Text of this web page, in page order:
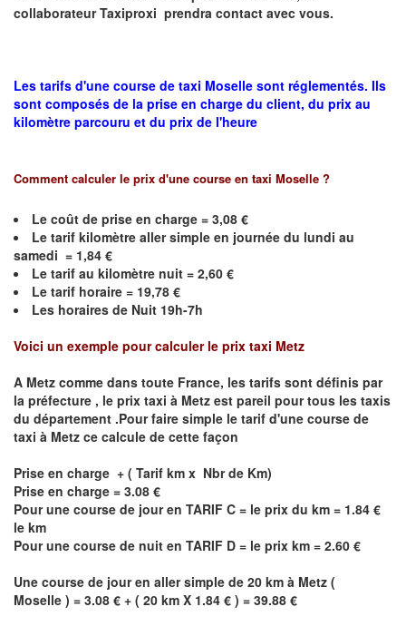
collaborateur Taxiproxi prendra contact avec vous.
Les tarifs d'une course de taxi Moselle sont réglementés. Ils
sont composés de la prise en charge du client, du prix au
kilomètre parcouru et du prix de l'heure
Comment calculer le prix d'une course en taxi Moselle ?
Le coût de prise en charge = 3,08 €
Le tarif kilomètre aller simple en journée du lundi au
samedi = 1,84 €
Le tarif au kilomètre nuit = 2,60 €
Le tarif horaire = 19,78 €
Les horaires de Nuit 19h-7h
Voici un exemple pour calculer le prix taxi Metz
A Metz comme dans toute France, les tarifs sont définis par
la préfecture , le prix taxi à Metz est pareil pour tous les taxis
du département .Pour faire simple le tarif d'une course de
taxi à Metz ce calcule de cette façon
Prise en charge + ( Tarif km x Nbr de Km)
Prise en charge = 3.08 €
Pour une course de jour en TARIF C = le prix du km = 1.84 €
le km
Pour une course de nuit en TARIF D = le prix km = 2.60 €
Une course de jour en aller simple de 20 km à Metz (
Moselle ) = 3.08 € + ( 20 km X 1.84 € ) = 39.88 €